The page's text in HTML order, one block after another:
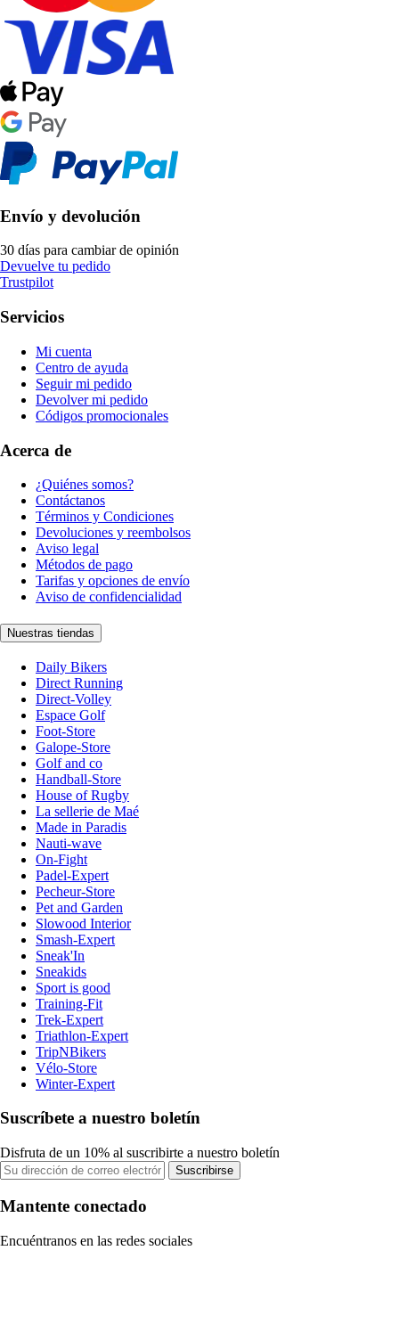
Envío y devolución
30 días para cambiar de opinión
Devuelve tu pedido
Trustpilot
Servicios
Mi cuenta
Centro de ayuda
Seguir mi pedido
Devolver mi pedido
Códigos promocionales
Acerca de
¿Quiénes somos?
Contáctanos
Términos y Condiciones
Devoluciones y reembolsos
Aviso legal
Métodos de pago
Tarifas y opciones de envío
Aviso de confidencialidad
Nuestras tiendas
Daily Bikers
Direct Running
Direct-Volley
Espace Golf
Foot-Store
Galope-Store
Golf and co
Handball-Store
House of Rugby
La sellerie de Maé
Made in Paradis
Nauti-wave
On-Fight
Padel-Expert
Pecheur-Store
Pet and Garden
Slowood Interior
Smash-Expert
Sneak'In
Sneakids
Sport is good
Training-Fit
Trek-Expert
Triathlon-Expert
TripNBikers
Vélo-Store
Winter-Expert
Suscríbete a nuestro boletín
Disfruta de un 10% al suscribirte a nuestro boletín
Suscribirse
Mantente conectado
Encuéntranos en las redes sociales